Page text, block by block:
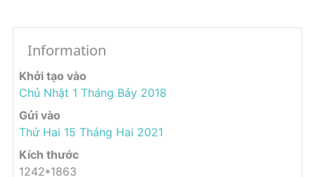
Information
Khởi tạo vào
Chủ Nhật 1 Tháng Bảy 2018
Gửi vào
Thứ Hai 15 Tháng Hai 2021
Kích thước
1242*1863